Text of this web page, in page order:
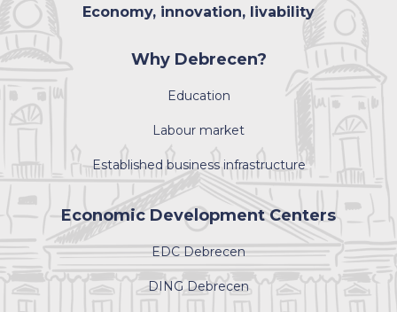
Economy, innovation, livability
Why Debrecen?
Education
Labour market
Established business infrastructure
Economic Development Centers
EDC Debrecen
DING Debrecen